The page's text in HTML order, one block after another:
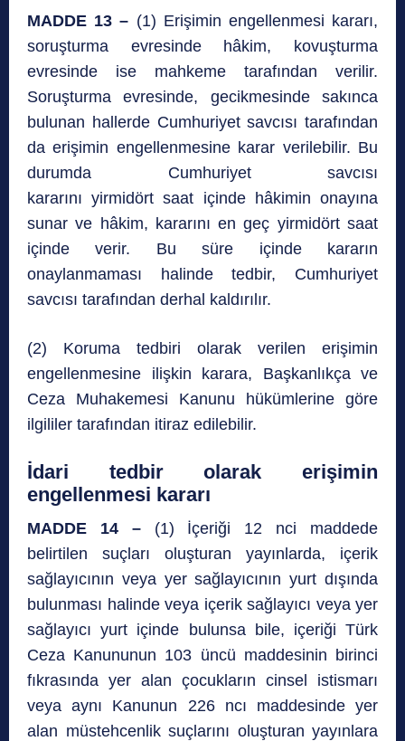
MADDE 13 – (1) Erişimin engellenmesi kararı,
soruşturma evresinde hâkim, kovuşturma
evresinde ise mahkeme tarafından verilir.
Soruşturma evresinde, gecikmesinde sakınca
bulunan hallerde Cumhuriyet savcısı tarafından
da erişimin engellenmesine karar verilebilir. Bu
durumda Cumhuriyet savcısı
kararını yirmidört saat içinde hâkimin onayına
sunar ve hâkim, kararını en geç yirmidört saat
içinde verir. Bu süre içinde kararın
onaylanmaması halinde tedbir, Cumhuriyet
savcısı tarafından derhal kaldırılır.
(2) Koruma tedbiri olarak verilen erişimin
engellenmesine ilişkin karara, Başkanlıkça ve
Ceza Muhakemesi Kanunu hükümlerine göre
ilgililer tarafından itiraz edilebilir.
İdari tedbir olarak erişimin
engellenmesi kararı
MADDE 14 –(1) İçeriği 12 nci maddede
belirtilen suçları oluşturan yayınlarda, içerik
sağlayıcının veya yer sağlayıcının yurt dışında
bulunması halinde veya içerik sağlayıcı veya yer
sağlayıcı yurt içinde bulunsa bile, içeriği Türk
Ceza Kanununun 103 üncü maddesinin birinci
fıkrasında yer alan çocukların cinsel istismarı
veya aynı Kanunun 226 ncı maddesinde yer
alan müstehcenlik suçlarını oluşturan yayınlara